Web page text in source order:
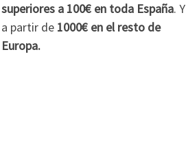
superiores a 100€ en toda España. Y
a partir de 1000€ en el resto de
Europa.